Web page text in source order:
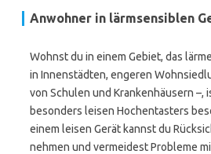
Anwohner in lärmsensiblen
Wohnst du in einem Gebiet, das
in Innenstädten, engeren
von Schulen und Krankenhäusern –,
besonders leisen Hochentasters
einem leisen Gerät kannst du
nehmen und vermeidest Probleme